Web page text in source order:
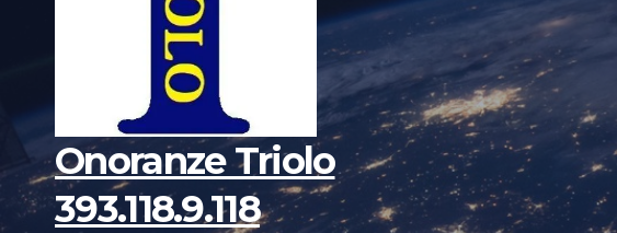
Onoranze Triolo
393.118.9.118